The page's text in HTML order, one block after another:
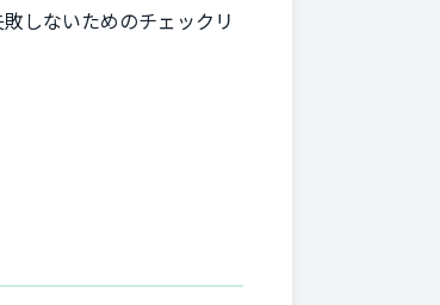
しないためのチェックリ